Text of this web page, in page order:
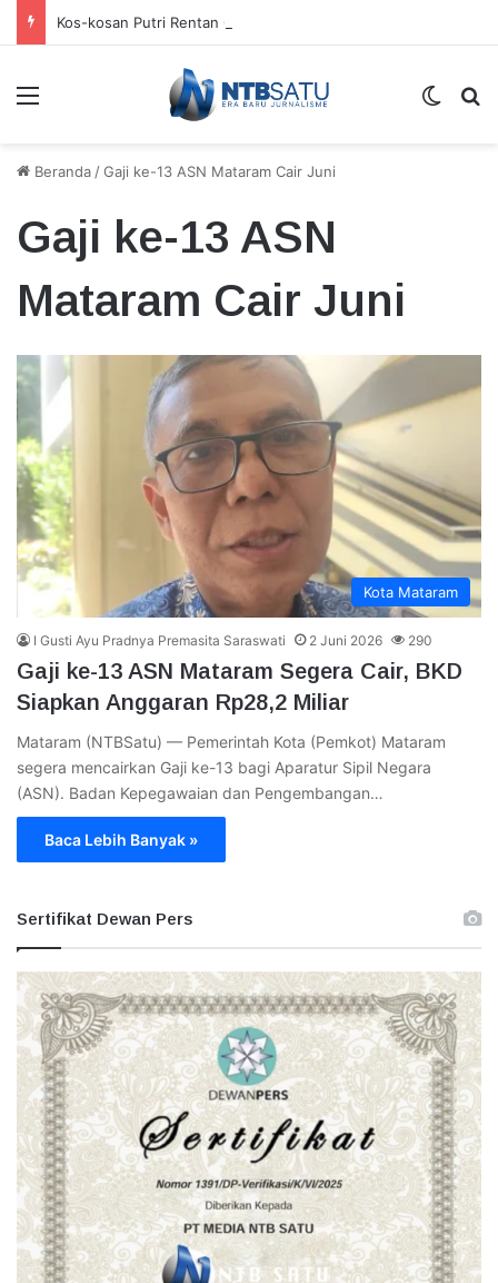
Kos-kosan Putri Rentan Gangguan Kamtibmas
Menu
Beranda /Gaji ke-13 ASN Mataram Cair Juni
Gaji ke-13 ASN
Mataram Cair Juni
Kota Mataram
I Gusti Ayu Pradnya Premasita Saraswati 2 Juni 2026 290
Gaji ke-13 ASN Mataram Segera Cair, BKD
Siapkan Anggaran Rp28,2 Miliar
Mataram (NTBSatu) — Pemerintah Kota (Pemkot) Mataram
segera mencairkan Gaji ke-13 bagi Aparatur Sipil Negara
(ASN). Badan Kepegawaian dan Pengembangan…
Baca Lebih Banyak »
Sertifikat Dewan Pers